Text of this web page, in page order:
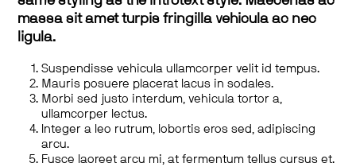
massa sit amet turpis fringilla vehicula ac nec
ligula.
Suspendisse vehicula ullamcorper velit id tempus.
Mauris posuere placerat lacus in sodales.
Morbi sed justo interdum, vehicula tortor a,
ullamcorper lectus.
Integer a leo rutrum, lobortis eros sed, adipiscing
arcu.
Fusce laoreet arcu mi, at fermentum tellus cursus et.